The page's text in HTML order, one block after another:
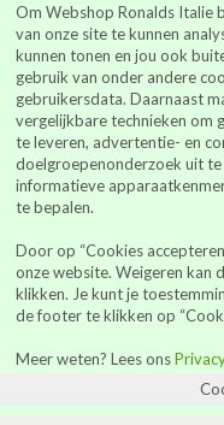
Ronalds Italië
(Ronalds Italië
Walderstraat 26
7241 BJ Lochem
webshop@ronalds-
0852 735 753
KvK 94041849
BTWid:
Om Webshop Ronalds Italie
van onze site te kunnen
kunnen tonen en jou ook
gebruik van onder andere
gebruikersdata. Daarnaast
vergelijkbare technieken om
te leveren, advertentie- en
doelgroepenonderzoek uit
informatieve
te bepalen.
Door op “Cookies
onze website. Weigeren kan
klikken. Je kunt je
de footer te klikken op
Meer weten? Lees ons